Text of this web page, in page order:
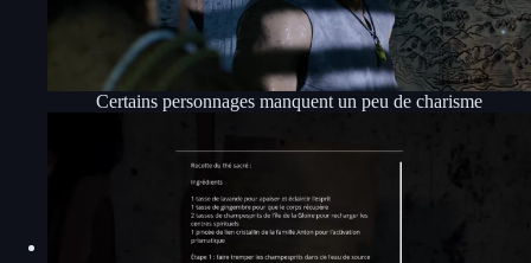
Certains personnages manquent un peu de charisme